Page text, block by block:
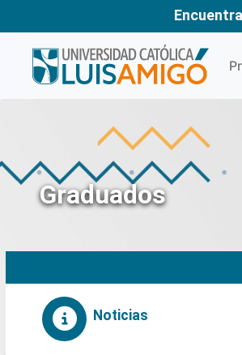
Graduados
Noticias